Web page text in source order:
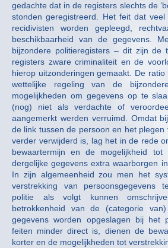
gedachte dat in de registers slechts de
stonden geregistreerd. Het feit dat
recidivisten worden gepleegd,
beschikbaarheid van de gegevens.
bijzondere politieregisters – dit zijn de
registers zware criminaliteit en de
hierop uitzonderingen gemaakt. De
wettelijke regeling van de
mogelijkheden om gegevens op te
(nog) niet als verdachte of
aangemerkt werden verruimd. Omdat
de link tussen de persoon en het
verder verwijderd is, lag het in de rede
bewaartermijn en de mogelijkheid tot
dergelijke gegevens extra waarborgen
In zijn algemeenheid zou men het
verstrekking van persoonsgegevens
politie als volgt kunnen
betrokkenheid van de (categorie
gegevens worden opgeslagen bij het
feiten minder direct is, dienen de
korter en de mogelijkheden tot